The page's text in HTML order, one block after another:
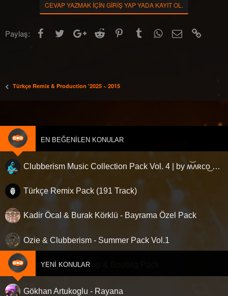
e
CEVAP YAZMAK IÇIN GIRIŞ YAP YADA KAYIT OL.
Paylaş: FacebookTwitterGoogle+Reddit PinterestTumblrWhatsApp
E-posta
Türkçe Remix & Production '2025 ~ 2015
EN BEĞENILEN KONULAR
Clubberism Music Collection Pack Vol. 4 | by ʍ͝ʌʀco͜ ʌɴϯσɴio ҇
Türkçe Remix Pack (191 Track)
Kadir Öcal & Burak Körklü - Bayrama Özel Pack
Ozie & Clubberism - Summer Pack Vol.1
Clubberism - Mashup & Bootleg Pack
YENI KONULAR
Gökhan Artukoglu - Rayana